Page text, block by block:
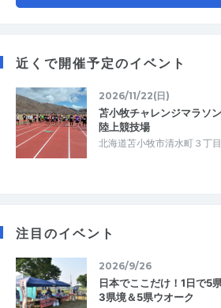
近くで開催予定のイベント
2026/11/22(日)
苫小牧チャレンジマラソ
陸上競技場
北海道苫小牧市清水町３丁
注目のイベント
2026/9/26
日本でここだけ！1日で
3県境＆5県ウオーク